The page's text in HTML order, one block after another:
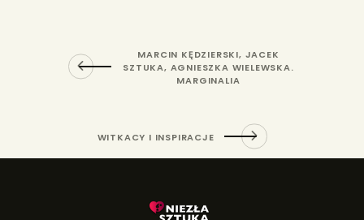
MARCIN KĘDZIERSKI, JACEK
SZTUKA, AGNIESZKA WIELEWSKA.
MARGINALIA
WITKACY I INSPIRACJE